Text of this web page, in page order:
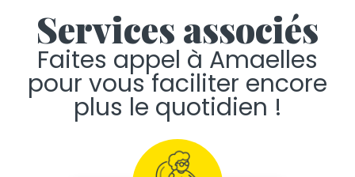
Services associés
Faites appel à Amaelles
pour vous faciliter encore
plus le quotidien !